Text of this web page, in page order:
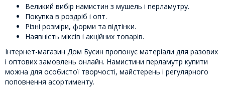
Великий вибір намистин з мушель і перламутру.
Покупка в роздріб і опт.
Різні розміри, форми та відтінки.
Наявність міксів і акційних товарів.
Інтернет-магазин Дом Бусин пропонує матеріали для разових
і оптових замовлень онлайн. Намистини перламутр купити
можна для особистої творчості, майстерень і регулярного
поповнення асортименту.